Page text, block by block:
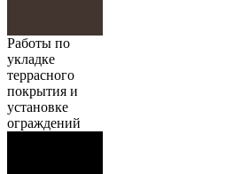
Работы по
укладке
террасного
покрытия и
установке
ограждений